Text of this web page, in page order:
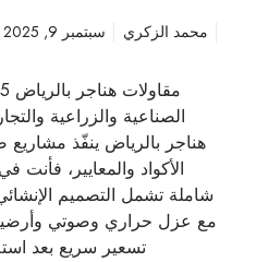
محمد الزكري سبتمبر 9, 2025
الصناعية والزراعية
هناجر بالرياض ينفّذ
الأكواد والمعايير،
شاملة تشمل التصميم
مع عزل حراري وصوتي
تسعير سريع بعد